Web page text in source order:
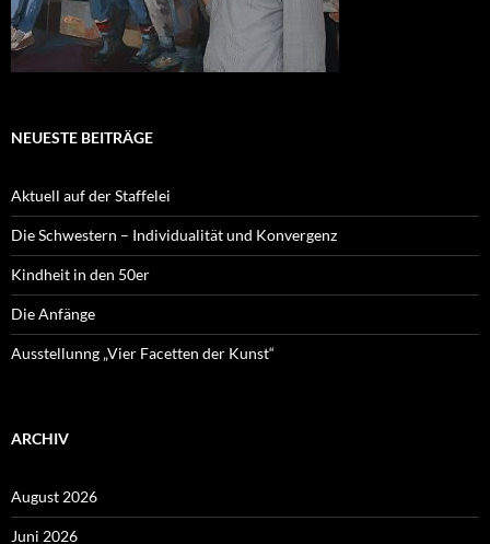
NEUESTE BEITRÄGE
Aktuell auf der Staffelei
Die Schwestern – Individualität und Konvergenz
Kindheit in den 50er
Die Anfänge
Ausstellunng „Vier Facetten der Kunst“
ARCHIV
August 2026
Juni 2026